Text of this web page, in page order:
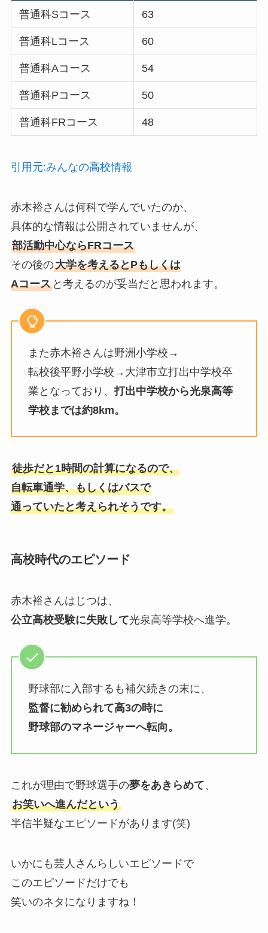
普通科Sコース 63
普通科Lコース 60
普通科Aコース 54
普通科Pコース 50
普通科FRコース 48
引用元:みんなの高校情報
赤木裕さんは何科で学んでいたのか、
具体的な情報は公開されていませんが、
部活動中心ならFRコース
その後の大学を考えるとPもしくは
Aコースと考えるのが妥当だと思われます。
また赤木裕さんは野洲小学校→
転校後平野小学校→大津市立打出中学校卒
業となっており、打出中学校から光泉高等
学校までは約8km。
徒歩だと1時間の計算になるので、
自転車通学、もしくはバスで
通っていたと考えられそうです。
高校時代のエピソード
赤木裕さんはじつは、
公立高校受験に失敗して光泉高等学校へ進学。
野球部に入部するも補欠続きの末に、
監督に勧められて高3の時に
野球部のマネージャーへ転向。
これが理由で野球選手の夢をあきらめて、
お笑いへ進んだという
半信半疑なエピソードがあります(笑)
いかにも芸人さんらしいエピソードで
このエピソードだけでも
笑いのネタになりますね！